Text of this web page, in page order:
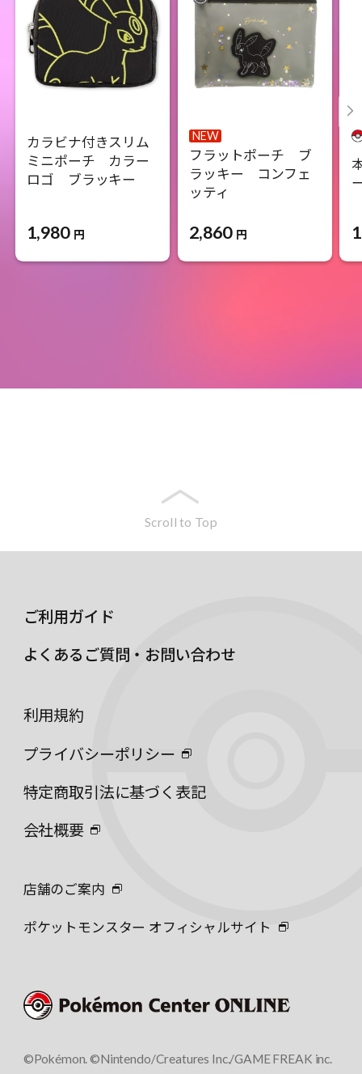
カラビナ付きスリム
ミニポーチ カラー
ロゴ ブラッキー
1,980 円
NEW
フラットポーチ ブ
ラッキー コンフェ
ッティ
2,860 円
Scroll to Top
ご利用ガイド
よくあるご質問・お問い合わせ
利用規約
プライバシーポリシー
特定商取引法に基づく表記
会社概要
店舗のご案内
ポケットモンスター オフィシャルサイト
©Pokémon. ©Nintendo/Creatures Inc./GAME FREAK inc.